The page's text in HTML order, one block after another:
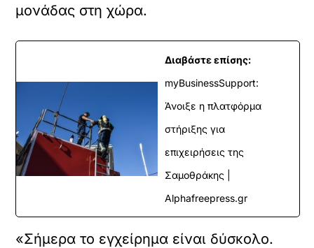
μονάδας στη χώρα.
Διαβάστε επίσης:
myBusinessSupport:
Άνοιξε η πλατφόρμα
στήριξης για
επιχειρήσεις της
Σαμοθράκης |
Alphafreepress.gr
«Σήμερα το εγχείρημα είναι δύσκολο.